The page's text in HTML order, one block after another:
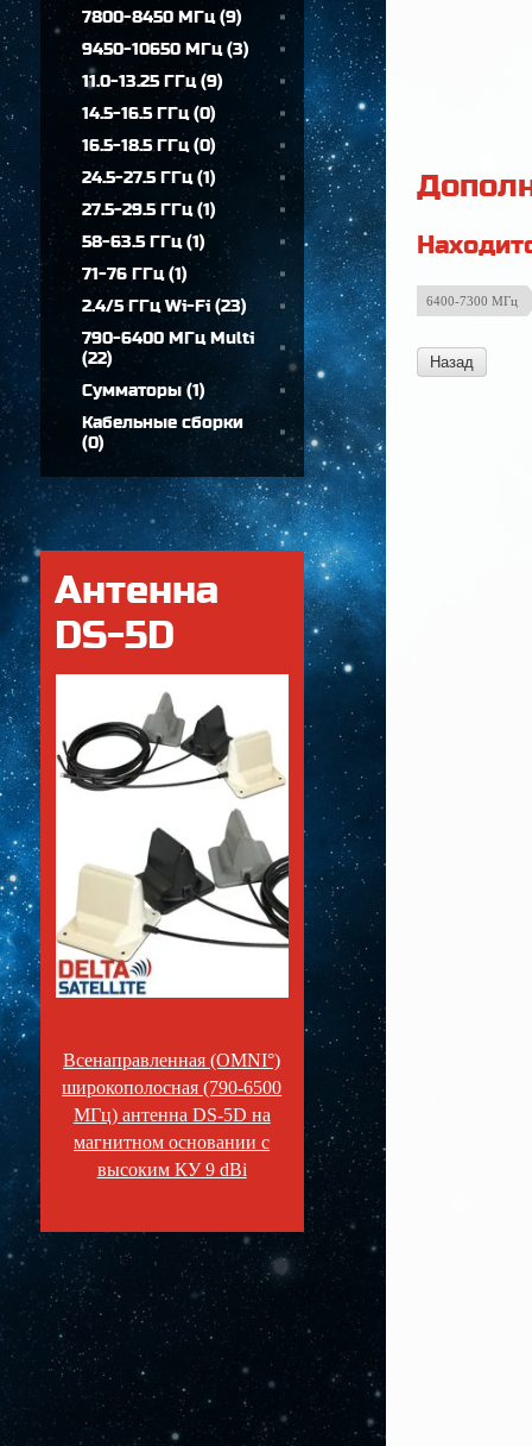
7800-8450 МГц(9)
9450-10650 МГц(3)
11.0-13.25 ГГц(9)
14.5-16.5 ГГц(0)
16.5-18.5 ГГц(0)
24.5-27.5 ГГц(1)
27.5-29.5 ГГц(1)
58-63.5 ГГц(1)
71-76 ГГц(1)
2.4/5 ГГц Wi-Fi (23)
790-6400 МГц Multi
(22)
Сумматоры(1)
Кабельные сборки
(0)
Антенна
DS-5D
Всенаправленная (OMNI°)
широкополосная (790-6500
МГц) антенна DS-5D на
магнитном основании с
высоким КУ 9 dBi
6400-7300 МГц
Назад